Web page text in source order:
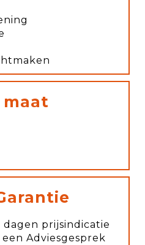
prijsindicatie
een Adviesgesprek